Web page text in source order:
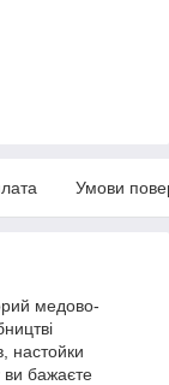
Умови
медово-
настойки
ви бажаєте